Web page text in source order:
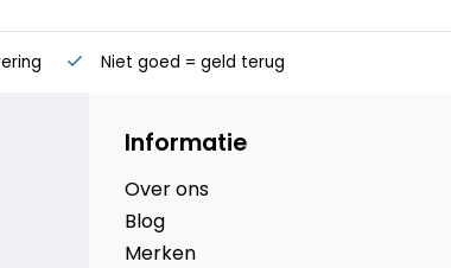
Niet goed = geld terug
Informatie
Over ons
Blog
Merken